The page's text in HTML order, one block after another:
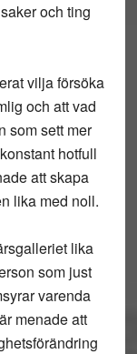
och ting
vilja försöka
och att vad
som sett mer
hotfull
att skapa
lika med noll.
lika
som just
varenda
menade att